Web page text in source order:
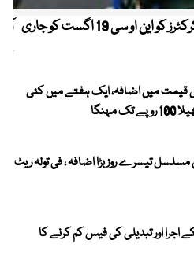
کیریبین پریمیئر لیگ ، قومی کرکٹرز کو این او سی 19 اگست کو جاری
قیمت میں اضافہ، ایک ہفتے میں کئی
تیسرے روز بڑا اضافہ ، فی تولہ ریٹ
اجرا اور تبدیلی کی فیس کم کرنے کا